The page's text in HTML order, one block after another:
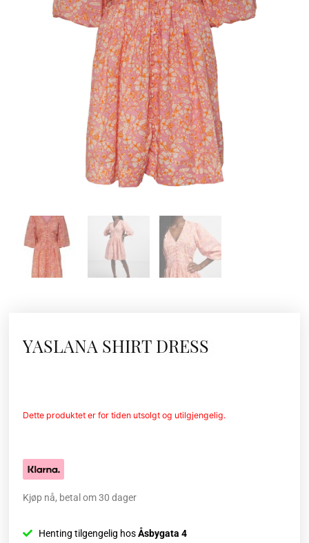
YASLANA SHIRT DRESS
Dette produktet er for tiden utsolgt og utilgjengelig.
Kjøp nå, betal om 30 dager
Henting tilgengelig hosÅsbygata 4